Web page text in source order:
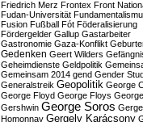
Friedrich Merz Frontex Front
Fudan-Universität
Fusion Fußball Fót Föderalisierung
Fördergelder Gallup Gastarbeiter
Gastronomie Gaza-Konflikt
Gedenken Geert Wilders
Geheimdienste Geldpolitik
Gemeinsam 2014 gend Gender
Generalstreik Geopolitik George
George Floyd George Floys George
Gershwin George Soros
Homonnay Gergely Karácsony